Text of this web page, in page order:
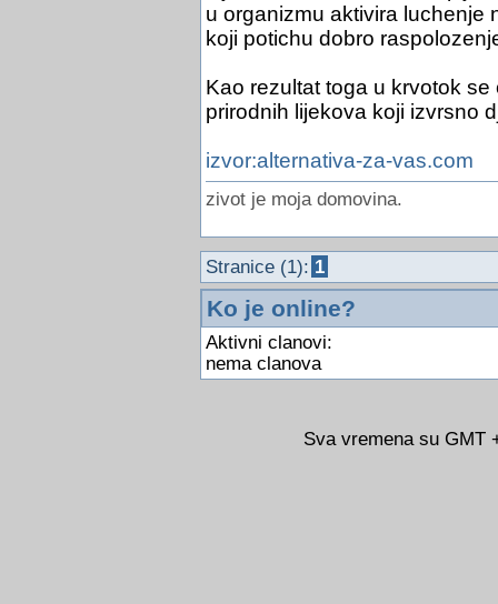
u organizmu aktivira luchenje
koji potichu dobro
Kao rezultat toga u krvotok
prirodnih lijekova koji izvrsno
izvor:alternativa-za-vas.com
zivot je moja domovina.
Stranice (1): 1
Ko je online?
Aktivni clanovi:
nema clanova
Sva vremena su GMT